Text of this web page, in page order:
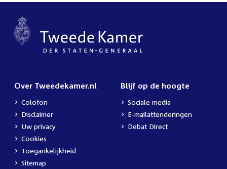
Over Tweedekamer.nl
Colofon
Disclaimer
Uw privacy
Cookies
Toegankelijkheid
Sitemap
Blijf op de hoogte
Sociale media
E-mailattenderingen
Debat Direct